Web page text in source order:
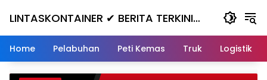
LINTASKONTAINER ✔ BERITA TERKINI
KONTAINER TERBARU HARI INI
Home Pelabuhan Peti Kemas Truk Logistik